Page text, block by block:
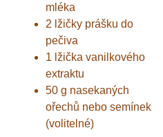
mléka
2 lžičky prášku do
pečiva
1 lžička vanilkového
extraktu
50 g nasekaných
ořechů nebo semínek
(volitelné)